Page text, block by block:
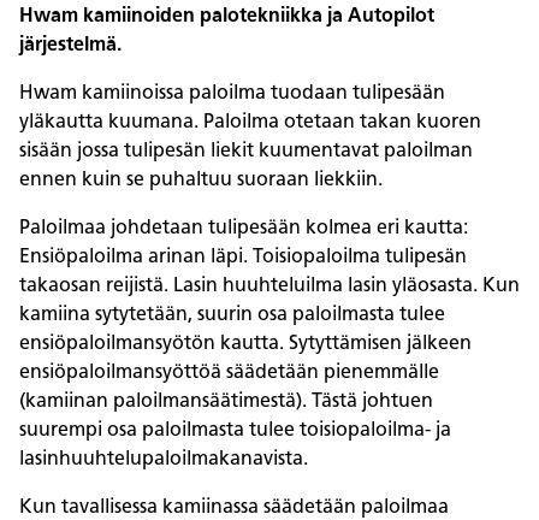
Hwam kamiinoiden palotekniikka ja Autopilot
järjestelmä.
Hwam kamiinoissa paloilma tuodaan tulipesään
yläkautta kuumana. Paloilma otetaan takan kuoren
sisään jossa tulipesän liekit kuumentavat paloilman
ennen kuin se puhaltuu suoraan liekkiin.
Paloilmaa johdetaan tulipesään kolmea eri kautta:
Ensiöpaloilma arinan läpi. Toisiopaloilma tulipesän
takaosan reijistä. Lasin huuhteluilma lasin yläosasta. Kun
kamiina sytytetään, suurin osa paloilmasta tulee
ensiöpaloilmansyötön kautta. Sytyttämisen jälkeen
ensiöpaloilmansyöttöä säädetään pienemmälle
(kamiinan paloilmansäätimestä). Tästä johtuen
suurempi osa paloilmasta tulee toisiopaloilma- ja
lasinhuuhtelupaloilmakanavista.
Kun tavallisessa kamiinassa säädetään paloilmaa